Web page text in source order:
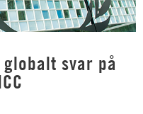
svar på